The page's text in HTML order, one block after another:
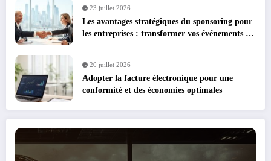
23 juillet 2026
Les avantages stratégiques du sponsoring pour
les entreprises : transformer vos événements en
20 juillet 2026
Adopter la facture électronique pour une
conformité et des économies optimales